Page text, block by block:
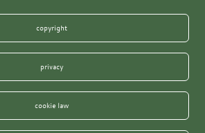
copyright
privacy
cookie law